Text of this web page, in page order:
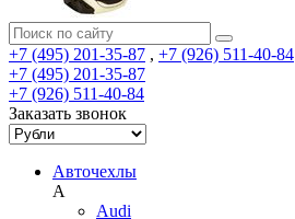
+7 (495) 201-35-87 , +7 (926) 511-40-84
+7 (495) 201-35-87
+7 (926) 511-40-84
Заказать звонок
Авточехлы
A
Audi